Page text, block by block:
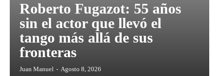
Roberto Fugazot: 55 años
sin el actor que llevó el
tango más allá de sus
fronteras
Juan Manuel - Agosto 8, 2026